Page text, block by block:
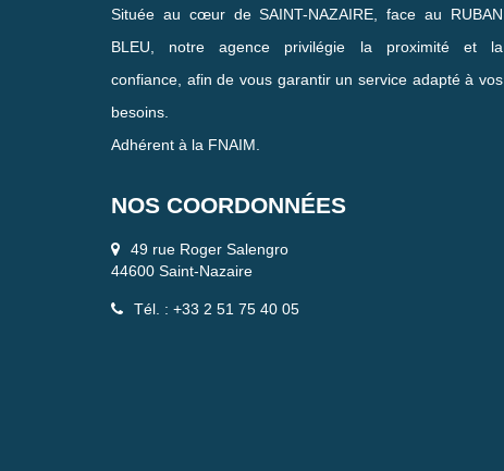
Située au cœur de SAINT-NAZAIRE, face au RUBAN
BLEU, notre agence privilégie la proximité et la
confiance, afin de vous garantir un service adapté à vos
besoins.
Adhérent à la FNAIM.
NOS COORDONNÉES
49 rue Roger Salengro
44600 Saint-Nazaire
Tél. : +33 2 51 75 40 05